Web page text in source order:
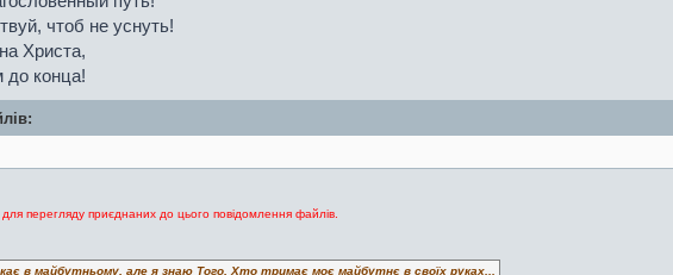
чтоб не уснуть!
Христа,
до конца!
перегляду приєднаних до цього повідомлення файлів.
в майбутньому, але я знаю Того, Хто тримає моє майбутнє в своїх руках...